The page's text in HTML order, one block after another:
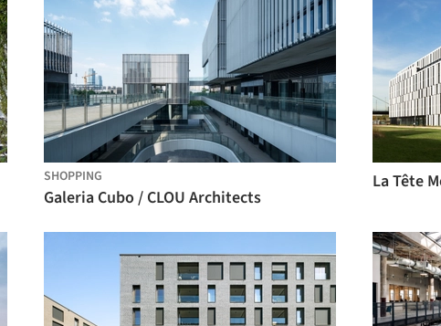
SHOPPING
Galeria Cubo / CLOU Architects
La Tête